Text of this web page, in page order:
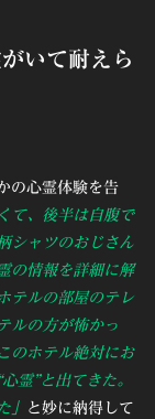
いて耐えら
の心霊体験を告
て、後半は自腹で
柄シャツのおじさん
の情報を詳細に解
テルの部屋のテレ
ルの方が怖かっ
このホテル絶対にお
霊”と出てきた。
」 と妙に納得して